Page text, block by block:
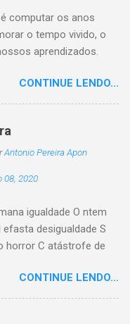
o crédito correto.
computar os anos
o tempo vivido, o
aprendizados.
assista o tempo
há também quem
tem quem aprenda
tenho aprendido:
CONTINUE LENDO...
Antonio Pereira Apon
08, 2020
igualdade O ntem
desigualdade S
horror C atástrofe de
sempre linda C ultura
na cidadania A gentes
CONTINUE LENDO...